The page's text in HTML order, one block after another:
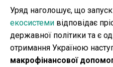
Уряд наголошує, що
екосистеми відповідає
державної політики та є
отримання Україною
макрофінансової